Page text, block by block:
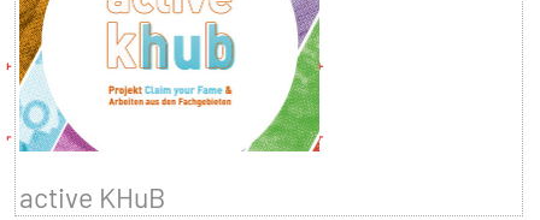
active KHuB